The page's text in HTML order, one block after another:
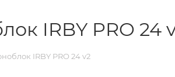
IRBY PRO 24
IRBY PRO 24 v2